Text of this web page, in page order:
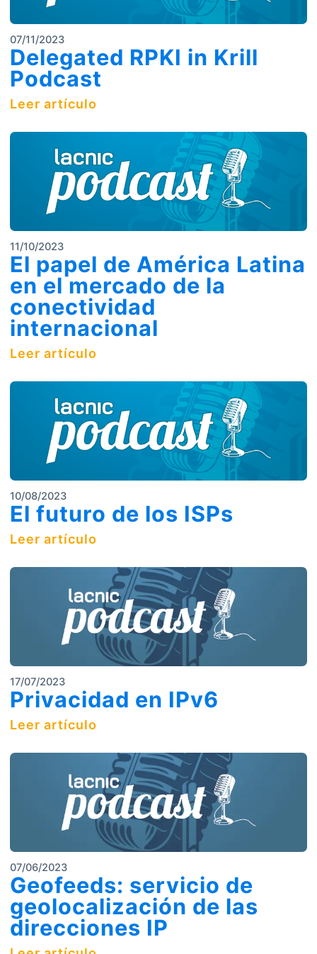
07/11/2023
Delegated RPKI in Krill
Podcast
Leer artículo
11/10/2023
El papel de América Latina
en el mercado de la
conectividad
internacional
Leer artículo
10/08/2023
El futuro de los ISPs
Leer artículo
17/07/2023
Privacidad en IPv6
Leer artículo
07/06/2023
Geofeeds: servicio de
geolocalización de las
direcciones IP